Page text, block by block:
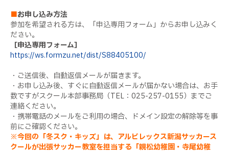
■お申し込み方法
参加を希望される方は、「申込専用フォーム」からお申し込みく
ださい。
［申込専用フォーム］
https://ws.formzu.net/dist/S88405100/
・ご送信後、自動返信メールが届きます。
・お申し込み後、すぐに自動返信メールが届かない場合は、お手
数ですがスクール本部事務局（TEL ： 025-257-0155）までご
連絡ください。
・携帯電話のメールをご利用の場合、ドメイン設定の解除等を事
前にご確認ください。
※今回の「冬スク・キッズ」は、アルビレックス新潟サッカース
クールが出張サッカー教室を担当する「親松幼稚園・寺尾幼稚